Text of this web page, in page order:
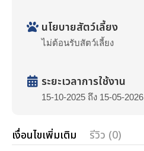
นโยบายสัตว์เลี้ยง
ไม่ต้อนรับสัตว์เลี้ยง
ระยะเวลาการใช้งาน
15-10-2025 ถึง 15-05-2026
เงื่อนไขเพิ่มเติม รีวิว (0)